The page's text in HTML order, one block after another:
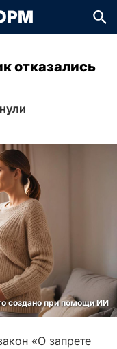
отказались
создано при помощи ИИ
«О запрете